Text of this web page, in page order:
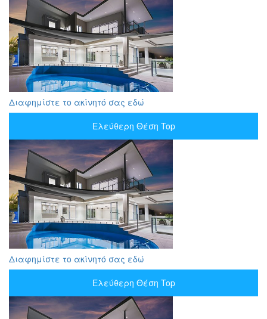
Διαφημίστε το ακίνητό σας εδώ
Ελεύθερη Θέση Top
Διαφημίστε το ακίνητό σας εδώ
Ελεύθερη Θέση Top